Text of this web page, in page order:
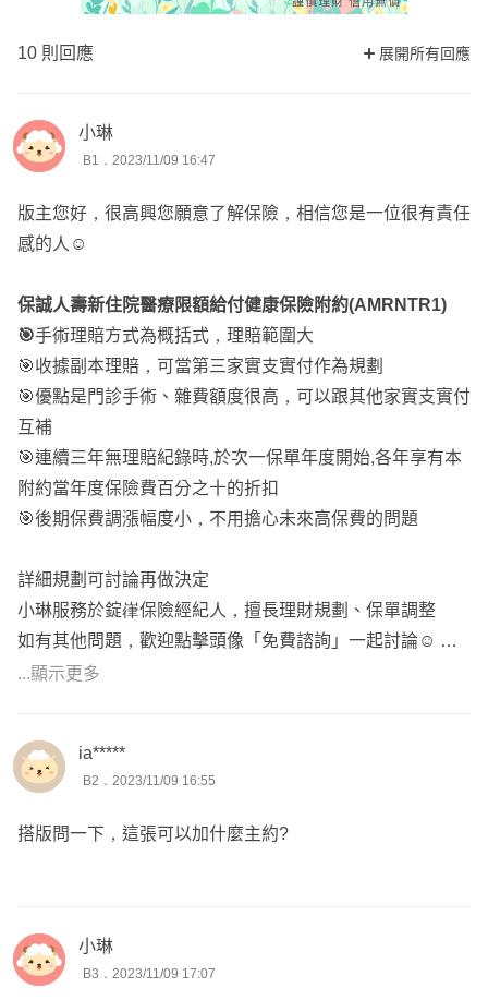
10 則回應 展開所有回應
小琳
B1．2023/11/09 16:47
版主您好，很高興您願意了解保險，相信您是一位很有責任
感的人☺️
保誠人壽新住院醫療限額給付健康保險附約(AMRNTR1)
🎯手術理賠方式為概括式，理賠範圍大
🎯收據副本理賠，可當第三家實支實付作為規劃
🎯優點是門診手術、雜費額度很高，可以跟其他家實支實付
互補
🎯連續三年無理賠紀錄時,於次一保單年度開始,各年享有本
附約當年度保險費百分之十的折扣
🎯後期保費調漲幅度小，不用擔心未來高保費的問題
詳細規劃可討論再做決定
小琳服務於錠嵂保險經紀人，擅長理財規劃、保單調整
如有其他問題，歡迎點擊頭像「免費諮詢」一起討論☺️
...顯示更多
ia*****
B2．2023/11/09 16:55
搭版問一下，這張可以加什麼主約?
小琳
B3．2023/11/09 17:07